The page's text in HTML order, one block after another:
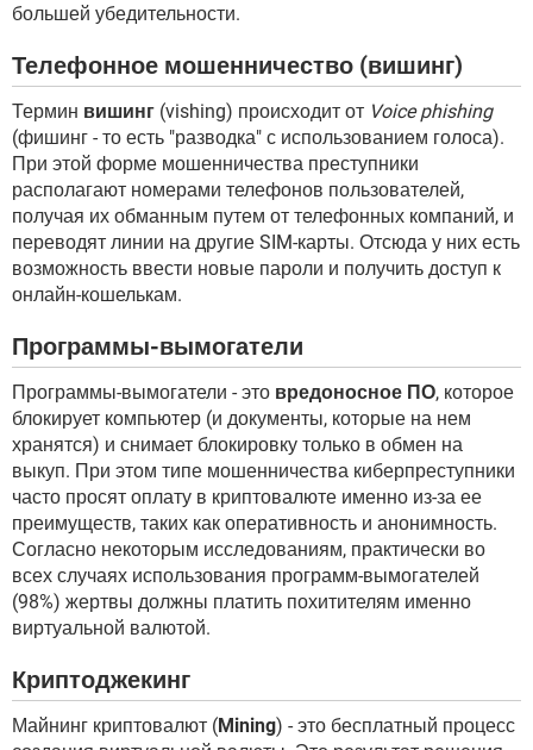
большей убедительности.
Телефонное мошенничество (вишинг)
Термин вишинг (vishing) происходит от Voice phishing
(фишинг - то есть "разводка" с использованием голоса).
При этой форме мошенничества преступники
располагают номерами телефонов пользователей,
получая их обманным путем от телефонных компаний, и
переводят линии на другие SIM-карты. Отсюда у них есть
возможность ввести новые пароли и получить доступ к
онлайн-кошелькам.
Программы-вымогатели
Программы-вымогатели - это вредоносное ПО, которое
блокирует компьютер (и документы, которые на нем
хранятся) и снимает блокировку только в обмен на
выкуп. При этом типе мошенничества киберпреступники
часто просят оплату в криптовалюте именно из-за ее
преимуществ, таких как оперативность и анонимность.
Согласно некоторым исследованиям, практически во
всех случаях использования программ-вымогателей
(98%) жертвы должны платить похитителям именно
виртуальной валютой.
Криптоджекинг
Майнинг криптовалют (Mining) - это бесплатный процесс